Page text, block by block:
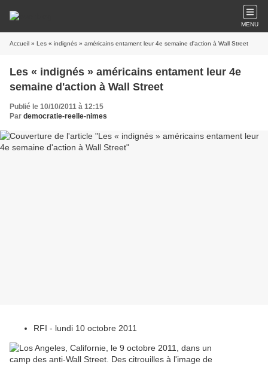
MENU
Accueil » Les « indignés » américains entament leur 4e semaine d'action à Wall Street
Les « indignés » américains entament leur 4e
semaine d'action à Wall Street
Publié le 10/10/2011 à 12:15
Par democratie-reelle-nimes
RFI - lundi 10 octobre 2011